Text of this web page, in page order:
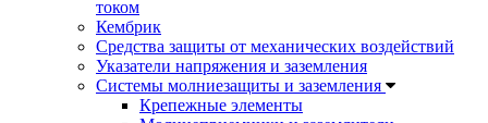
током
Кембрик
Средства защиты от механических воздействий
Указатели напряжения и заземления
Системы молниезащиты и заземления
Крепежные элементы